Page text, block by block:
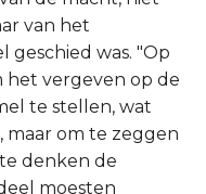
van het
geschied was. "Op
het vergeven op de
te stellen, wat
maar om te zeggen
denken de
moesten